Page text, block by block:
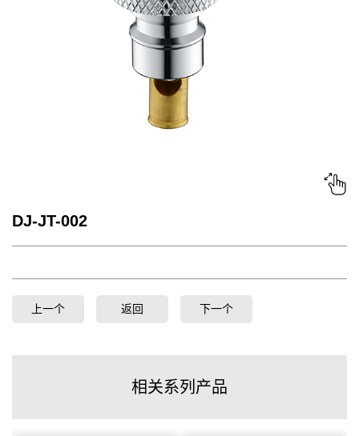
DJ-JT-002
上一个 返回 下一个
相关系列产品